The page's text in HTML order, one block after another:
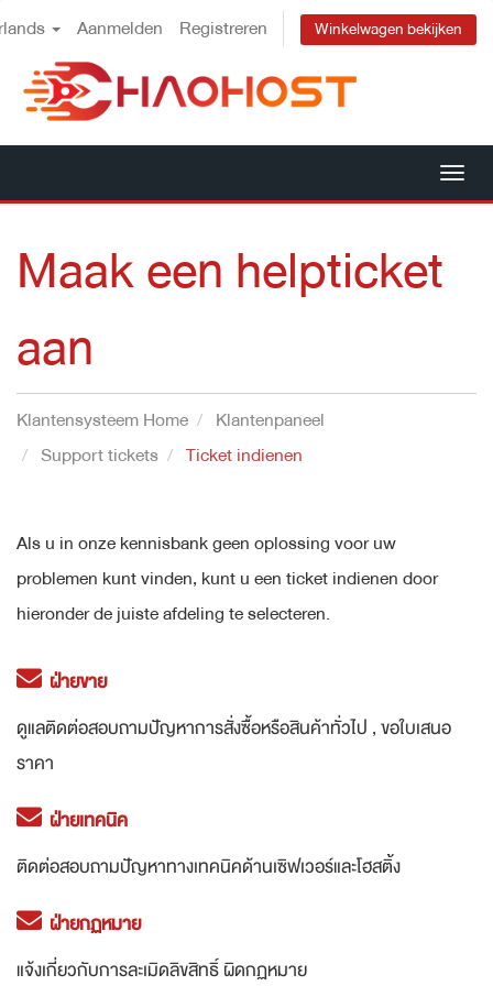
Aanmelden Registreren Winkelwagen bekijken
Maak een helpticket
aan
Klantensysteem Home
Klantenpaneel
Support tickets
Ticket indienen
Als u in onze kennisbank geen oplossing voor uw
problemen kunt vinden, kunt u een ticket indienen door
hieronder de juiste afdeling te selecteren.
ฝ่ายขาย
ดูแลติดต่อสอบถามปัญหาการสั่งซื้อหรือสินค้าทั่วไป , ขอใบเสนอ
ราคา
ฝ่ายเทคนิค
ติดต่อสอบถามปัญหาทางเทคนิคด้านเซิฟเวอร์และโฮสติ้ง
ฝ่ายกฏหมาย
แจ้งเกี่ยวกับการละเมิดลิขสิทธิ์ ผิดกฏหมาย